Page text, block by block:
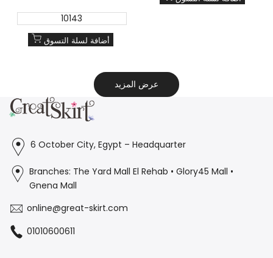
10143
عرض المزيد
6 October City, Egypt – Headquarter
Branches: The Yard Mall El Rehab • Glory45 Mall •
Gnena Mall
online@great-skirt.com
01010600611